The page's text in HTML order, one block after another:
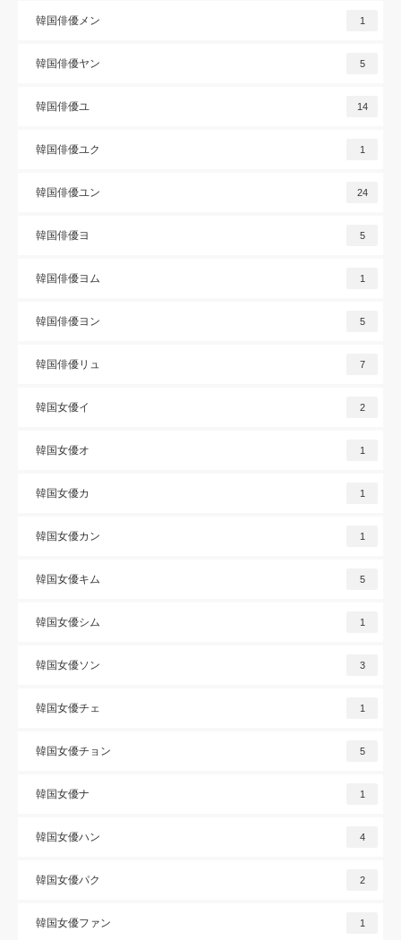
韓国俳優メン 1
韓国俳優ヤン 5
韓国俳優ユ 14
韓国俳優ユク 1
韓国俳優ユン 24
韓国俳優ヨ 5
韓国俳優ヨム 1
韓国俳優ヨン 5
韓国俳優リュ 7
韓国女優イ 2
韓国女優オ 1
韓国女優カ 1
韓国女優カン 1
韓国女優キム 5
韓国女優シム 1
韓国女優ソン 3
韓国女優チェ 1
韓国女優チョン 5
韓国女優ナ 1
韓国女優ハン 4
韓国女優パク 2
韓国女優ファン 1